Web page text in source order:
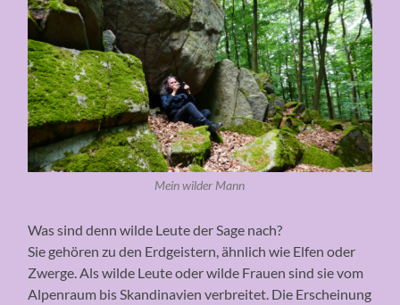
Mein wilder Mann
Was sind denn wilde Leute der Sage nach?
Sie gehören zu den Erdgeistern, ähnlich wie Elfen oder
Zwerge. Als wilde Leute oder wilde Frauen sind sie vom
Alpenraum bis Skandinavien verbreitet. Die Erscheinung